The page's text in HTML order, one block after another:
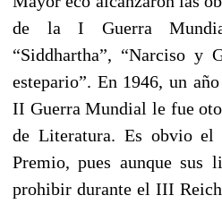
de la I Guerra
“Siddhartha”, “Narciso y
estepario”. En 1946, un
II Guerra Mundial le fue
de Literatura. Es obvio el
Premio, pues aunque sus
prohibir durante el III